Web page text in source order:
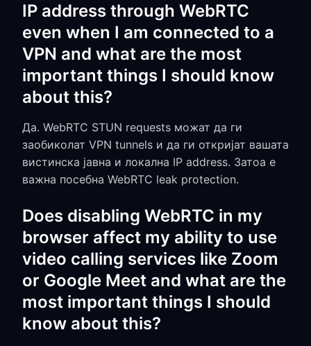
IP address through WebRTC
even when I am connected to a
VPN and what are the most
important things I should know
about this?
Да. WebRTC STUN requests можат да ги
заобиколат VPN tunnels и да ги откријат вашата
вистинска јавна и локална IP address. Затоа е
важна посебна WebRTC leak protection.
Does disabling WebRTC in my
browser affect my ability to use
video calling services like Zoom
or Google Meet and what are the
most important things I should
know about this?